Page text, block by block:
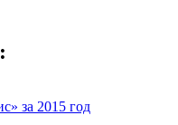
за 2015 год